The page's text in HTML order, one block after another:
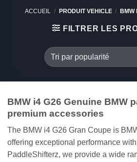
ACCUEIL / PRODUIT VEHICLE / BMW
FILTRER LES
BMW i4 G26 Genuine BMW
premium accessories
The BMW i4 G26 Gran Coupe is
offering exceptional performance
PaddleShifterz, we provide a wide